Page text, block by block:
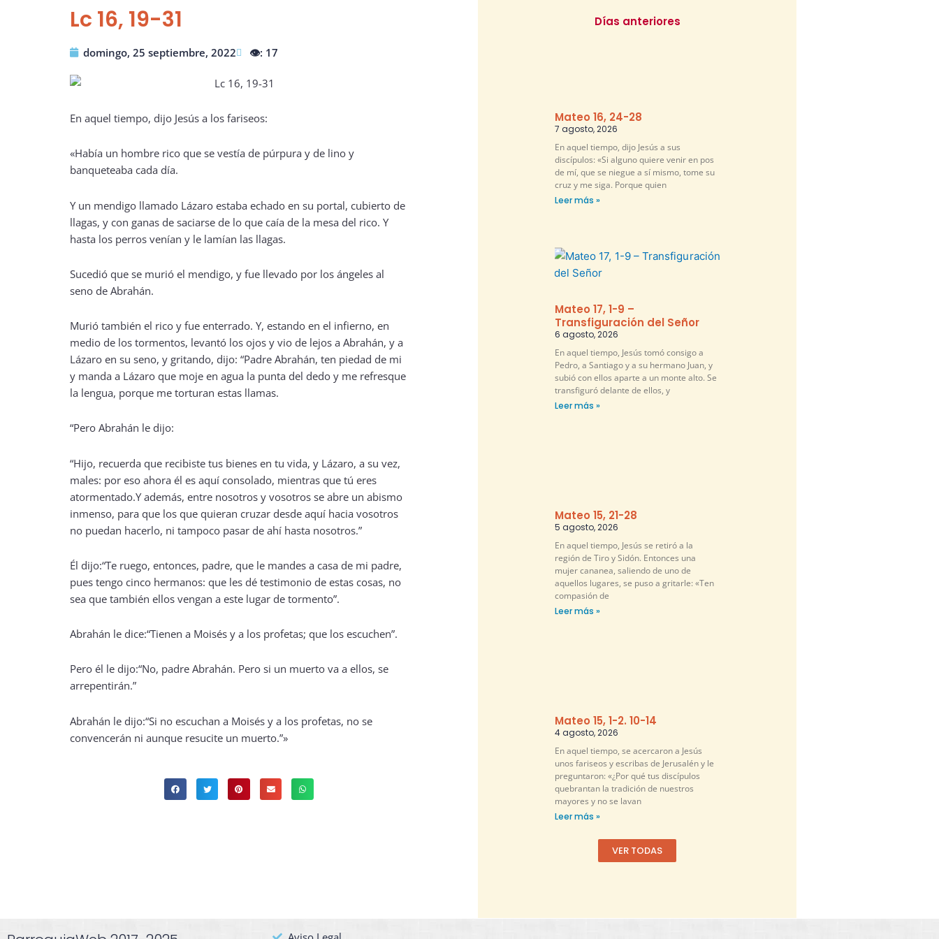
Lc 16, 19-31
domingo, 25 septiembre, 2022 👁️: 17
En aquel tiempo, dijo Jesús a los fariseos:
«Había un hombre rico que se vestía de púrpura y de lino y
banqueteaba cada día.
Y un mendigo llamado Lázaro estaba echado en su portal, cubierto de
llagas, y con ganas de saciarse de lo que caía de la mesa del rico. Y
hasta los perros venían y le lamían las llagas.
Sucedió que se murió el mendigo, y fue llevado por los ángeles al
seno de Abrahán.
Murió también el rico y fue enterrado. Y, estando en el infierno, en
medio de los tormentos, levantó los ojos y vio de lejos a Abrahán, y a
Lázaro en su seno, y gritando, dijo: “Padre Abrahán, ten piedad de mi
y manda a Lázaro que moje en agua la punta del dedo y me refresque
la lengua, porque me torturan estas llamas.
“Pero Abrahán le dijo:
“Hijo, recuerda que recibiste tus bienes en tu vida, y Lázaro, a su vez,
males: por eso ahora él es aquí consolado, mientras que tú eres
atormentado.Y además, entre nosotros y vosotros se abre un abismo
inmenso, para que los que quieran cruzar desde aquí hacia vosotros
no puedan hacerlo, ni tampoco pasar de ahí hasta nosotros.”
Él dijo:“Te ruego, entonces, padre, que le mandes a casa de mi padre,
pues tengo cinco hermanos: que les dé testimonio de estas cosas, no
sea que también ellos vengan a este lugar de tormento”.
Abrahán le dice:“Tienen a Moisés y a los profetas; que los escuchen”.
Pero él le dijo:“No, padre Abrahán. Pero si un muerto va a ellos, se
arrepentirán.”
Abrahán le dijo:“Si no escuchan a Moisés y a los profetas, no se
convencerán ni aunque resucite un muerto.”»
Días anteriores
Mateo 16, 24-28
7 agosto, 2026
En aquel tiempo, dijo Jesús a sus
discípulos: «Si alguno quiere venir en pos
de mí, que se niegue a sí mismo, tome su
cruz y me siga. Porque quien
Leer más »
Mateo 17, 1-9 –
Transfiguración del Señor
6 agosto, 2026
En aquel tiempo, Jesús tomó consigo a
Pedro, a Santiago y a su hermano Juan, y
subió con ellos aparte a un monte alto. Se
transfiguró delante de ellos, y
Leer más »
Mateo 15, 21-28
5 agosto, 2026
En aquel tiempo, Jesús se retiró a la
región de Tiro y Sidón. Entonces una
mujer cananea, saliendo de uno de
aquellos lugares, se puso a gritarle: «Ten
compasión de
Leer más »
Mateo 15, 1-2. 10-14
4 agosto, 2026
En aquel tiempo, se acercaron a Jesús
unos fariseos y escribas de Jerusalén y le
preguntaron: «¿Por qué tus discípulos
quebrantan la tradición de nuestros
mayores y no se lavan
Leer más »
VER TODAS